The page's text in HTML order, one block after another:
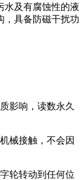
及有腐蚀性的液
，具备防磁干扰功
影响，读数永久
械接触，不会因
轮转动到任何位